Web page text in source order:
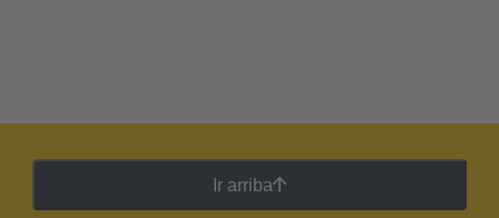
Ir arriba